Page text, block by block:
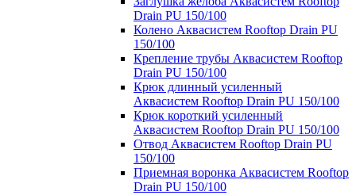
Drain PU 150/100
Колено Аквасистем Rooftop Drain PU
150/100
Крепление трубы Аквасистем Rooftop
Drain PU 150/100
Крюк длинный усиленный
Аквасистем Rooftop Drain PU 150/100
Крюк короткий усиленный
Аквасистем Rooftop Drain PU 150/100
Отвод Аквасистем Rooftop Drain PU
150/100
Приемная воронка Аквасистем Rooftop
Drain PU 150/100